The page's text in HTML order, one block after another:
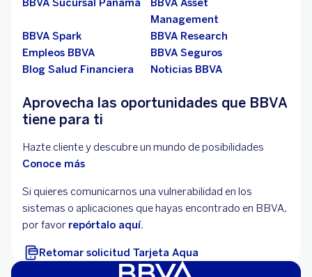
BBVA Sucursal Panamá
BBVA Asset
Management
BBVA Spark
BBVA Research
Empleos BBVA
BBVA Seguros
Blog Salud Financiera
Noticias BBVA
Aprovecha las oportunidades que BBVA
tiene para ti
Hazte cliente y descubre un mundo de posibilidades
Conoce más
Si quieres comunicarnos una vulnerabilidad en los
sistemas o aplicaciones que hayas encontrado en BBVA,
por favor repórtalo aquí.
Retomar solicitud Tarjeta Aqua